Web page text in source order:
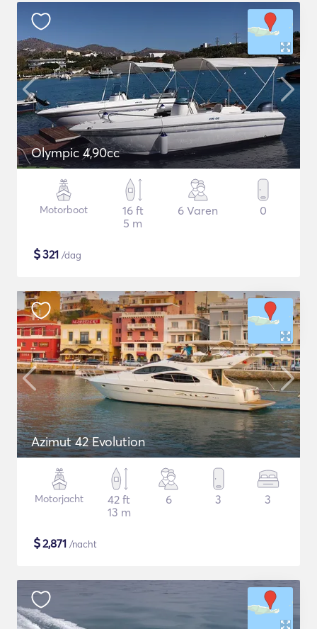
Olympic 4,90cc
Motorboot
16 ft
5 m
6 Varen 0
$321 /dag
Azimut 42 Evolution
Motorjacht
42 ft
13 m
6 3 3
$2,871 /nacht